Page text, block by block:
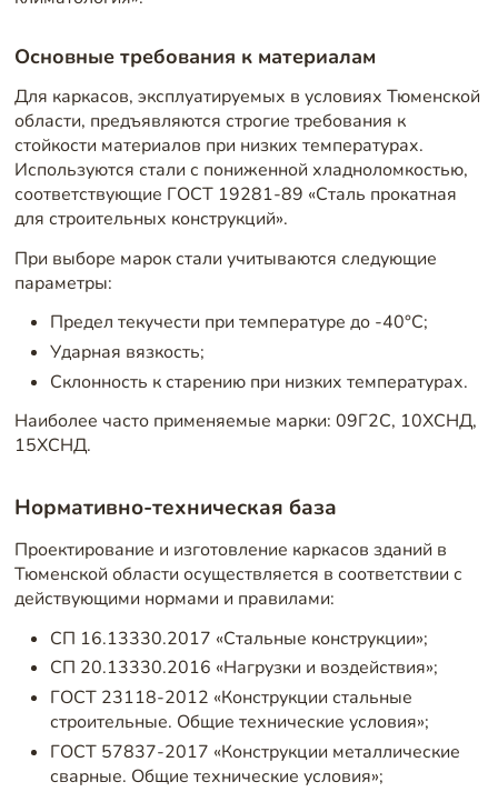
Основные требования к материалам
Для каркасов, эксплуатируемых в условиях Тюменской
области, предъявляются строгие требования к
стойкости материалов при низких температурах.
Используются стали с пониженной хладноломкостью,
соответствующие ГОСТ 19281-89 «Сталь прокатная
для строительных конструкций».
При выборе марок стали учитываются следующие
параметры:
Предел текучести при температуре до -40°C;
Ударная вязкость;
Склонность к старению при низких температурах.
Наиболее часто применяемые марки: 09Г2С, 10ХСНД,
15ХСНД.
Нормативно-техническая база
Проектирование и изготовление каркасов зданий в
Тюменской области осуществляется в соответствии с
действующими нормами и правилами:
СП 16.13330.2017 «Стальные конструкции»;
СП 20.13330.2016 «Нагрузки и воздействия»;
ГОСТ 23118-2012 «Конструкции стальные
строительные. Общие технические условия»;
ГОСТ 57837-2017 «Конструкции металлические
сварные. Общие технические условия»;